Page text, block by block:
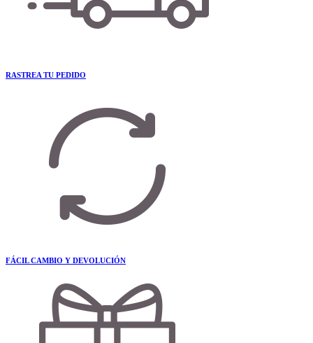
RASTREA TU PEDIDO
FÁCIL CAMBIO Y DEVOLUCIÓN